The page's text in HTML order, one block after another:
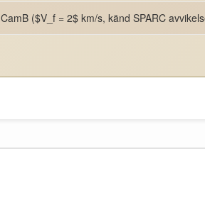
CamB ($V_f = 2$ km/s, känd SPARC